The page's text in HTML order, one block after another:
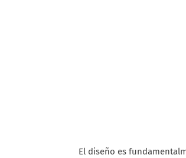
El diseño es